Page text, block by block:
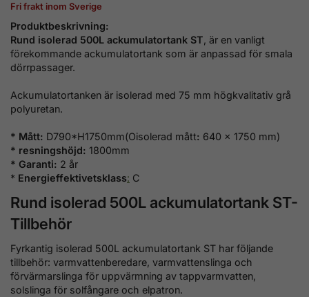
Fri frakt inom Sverige
Produktbeskrivning:
Rund isolerad 500L ackumulatortank ST, är en vanligt
förekommande ackumulatortank som är anpassad för smala
dörrpassager.
Ackumulatortanken är isolerad med 75 mm högkvalitativ grå
polyuretan.
* Mått: D790*H1750mm(Oisolerad mått: 640 x 1750 mm)
* resningshöjd: 1800mm
* Garanti: 2 år
* Energieffektivetsklass: C
Rund isolerad 500L ackumulatortank ST-
Tillbehör
Fyrkantig isolerad 500L ackumulatortank ST har följande
tillbehör: varmvattenberedare, varmvattenslinga och
förvärmarslinga för uppvärmning av tappvarmvatten,
solslinga för solfångare och elpatron.